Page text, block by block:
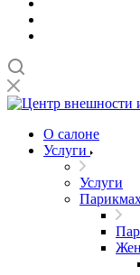
О салоне
Услуги
Услуги